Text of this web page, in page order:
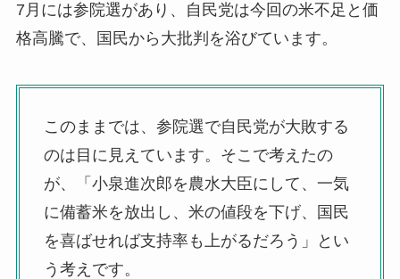
7月には参院選があり、自民党は今回の米不足と価
格高騰で、国民から大批判を浴びています。
このままでは、参院選で自民党が大敗する
のは目に見えています。そこで考えたの
が、「小泉進次郎を農水大臣にして、一気
に備蓄米を放出し、米の値段を下げ、国民
を喜ばせれば支持率も上がるだろう」とい
う考えです。